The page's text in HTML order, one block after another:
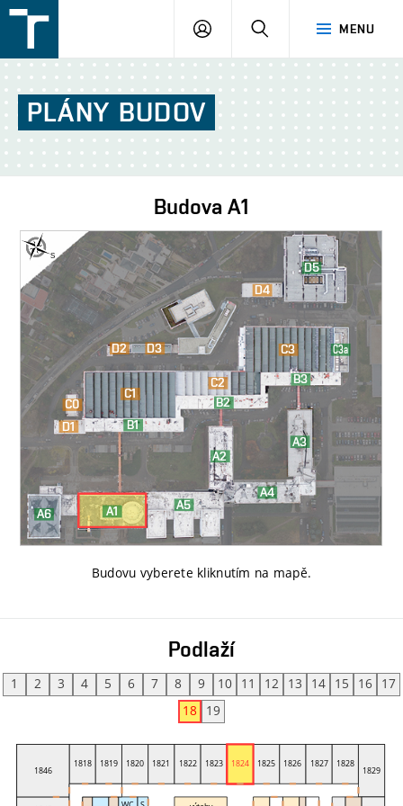
v
Brně
MENU
PŘIHLÁŠENÍ
PLÁNY BUDOV
Budova A1
Budovu vyberete kliknutím na mapě.
Podlaží
1 2 3 4 5 6 7 8 9 10 11 12 13 14 15 16
17
18
19